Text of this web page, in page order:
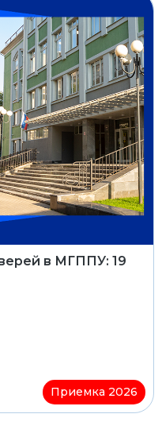
в МГППУ: 19
Приемка 2026